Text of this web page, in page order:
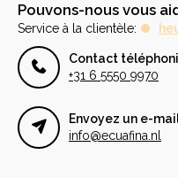
Pouvons-nous vous
Service à la clientèle:
Contact
+31 6 5550 9970
Envoyez un e-
info@ecuafina.nl